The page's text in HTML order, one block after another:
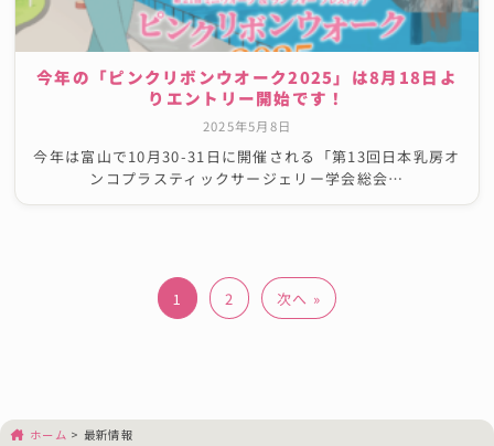
今年の「ピンクリボンウオーク2025」は8月18日よ
りエントリー開始です！
2025年5月8日
今年は富山で10月30-31日に開催される「第13回日本乳房オ
ンコプラスティックサージェリー学会総会…
1 2 次へ »
ホーム > 最新情報